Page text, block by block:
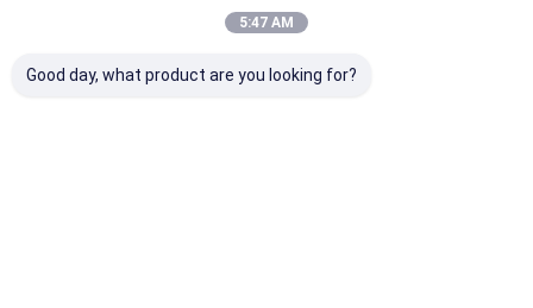
5:47 AM
Good day, what product are you looking for?